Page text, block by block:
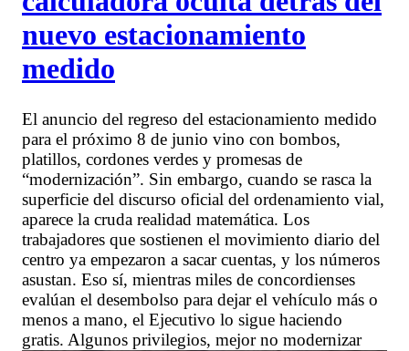
nuevo estacionamiento
medido
El anuncio del regreso del estacionamiento medido
para el próximo 8 de junio vino con bombos,
platillos, cordones verdes y promesas de
“modernización”. Sin embargo, cuando se rasca la
superficie del discurso oficial del ordenamiento vial,
aparece la cruda realidad matemática. Los
trabajadores que sostienen el movimiento diario del
centro ya empezaron a sacar cuentas, y los números
asustan. Eso sí, mientras miles de concordienses
evalúan el desembolso para dejar el vehículo más o
menos a mano, el Ejecutivo lo sigue haciendo
gratis. Algunos privilegios, mejor no modernizar